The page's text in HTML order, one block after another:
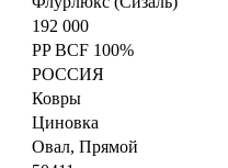
192 000
PP BCF 100%
РОССИЯ
Ковры
Циновка
Овал, Прямой